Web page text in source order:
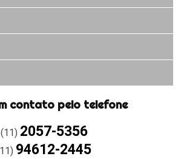
contato pelo telefone
(11) 2057-5356
94612-2445